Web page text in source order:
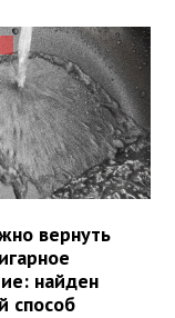
вернуть
найден
способ